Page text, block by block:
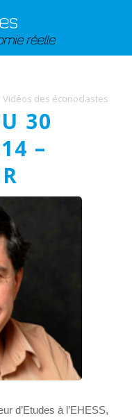
Vidéos des éconoclastes
30
–
d’Etudes à l’EHESS,